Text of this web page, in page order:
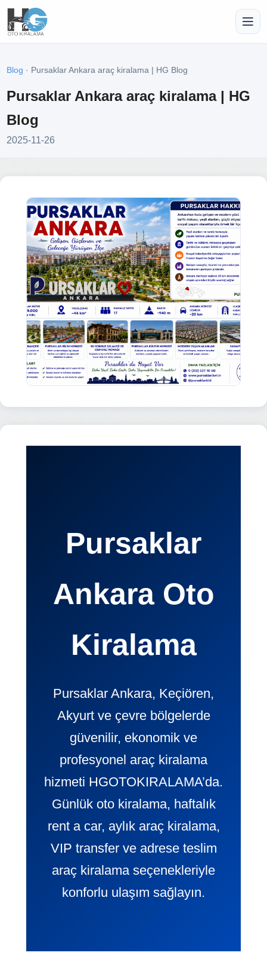
Blog · Pursaklar Ankara araç kiralama | HG Blog
Pursaklar Ankara araç kiralama | HG
Blog
2025-11-26
Pursaklar
Ankara Oto
Kiralama
Pursaklar Ankara, Keçiören,
Akyurt ve çevre bölgelerde
güvenilir, ekonomik ve
profesyonel araç kiralama
hizmeti HGOTOKIRALAMA’da.
Günlük oto kiralama, haftalık
rent a car, aylık araç kiralama,
VIP transfer ve adrese teslim
araç kiralama seçenekleriyle
konforlu ulaşım sağlayın.